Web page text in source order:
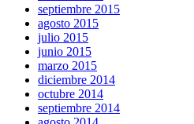
septiembre 2015
agosto 2015
julio 2015
junio 2015
marzo 2015
diciembre 2014
octubre 2014
septiembre 2014